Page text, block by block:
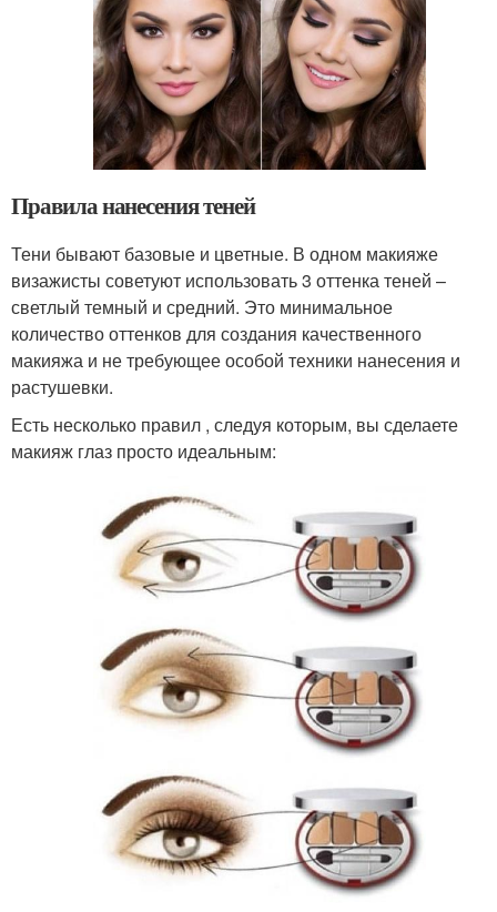
Правила нанесения теней
Тени бывают базовые и цветные. В одном макияже
визажисты советуют использовать 3 оттенка теней –
светлый темный и средний. Это минимальное
количество оттенков для создания качественного
макияжа и не требующее особой техники нанесения и
растушевки.
Есть несколько правил , следуя которым, вы сделаете
макияж глаз просто идеальным: